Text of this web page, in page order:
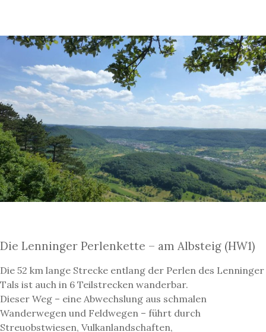
Die Lenninger Perlenkette – am Albsteig (HW1)
Die 52 km lange Strecke entlang der Perlen des Lenninger
Tals ist auch in 6 Teilstrecken wanderbar.
Dieser Weg – eine Abwechslung aus schmalen
Wanderwegen und Feldwegen – führt durch
Streuobstwiesen, Vulkanlandschaften,